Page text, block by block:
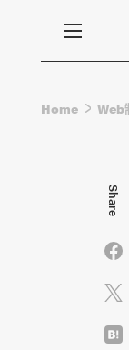
Home Web
Share